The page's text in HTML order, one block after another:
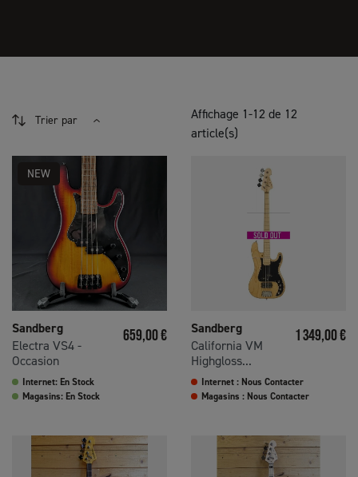
Trier par
Affichage 1-12 de 12
article(s)
Sandberg
Electra VS4 -
Occasion
Prix
659,00 €
Internet: En Stock
Magasins: En Stock
NEW
Sandberg
California VM
Highgloss...
Prix
1 349,00 €
Internet : Nous Contacter
Magasins : Nous Contacter